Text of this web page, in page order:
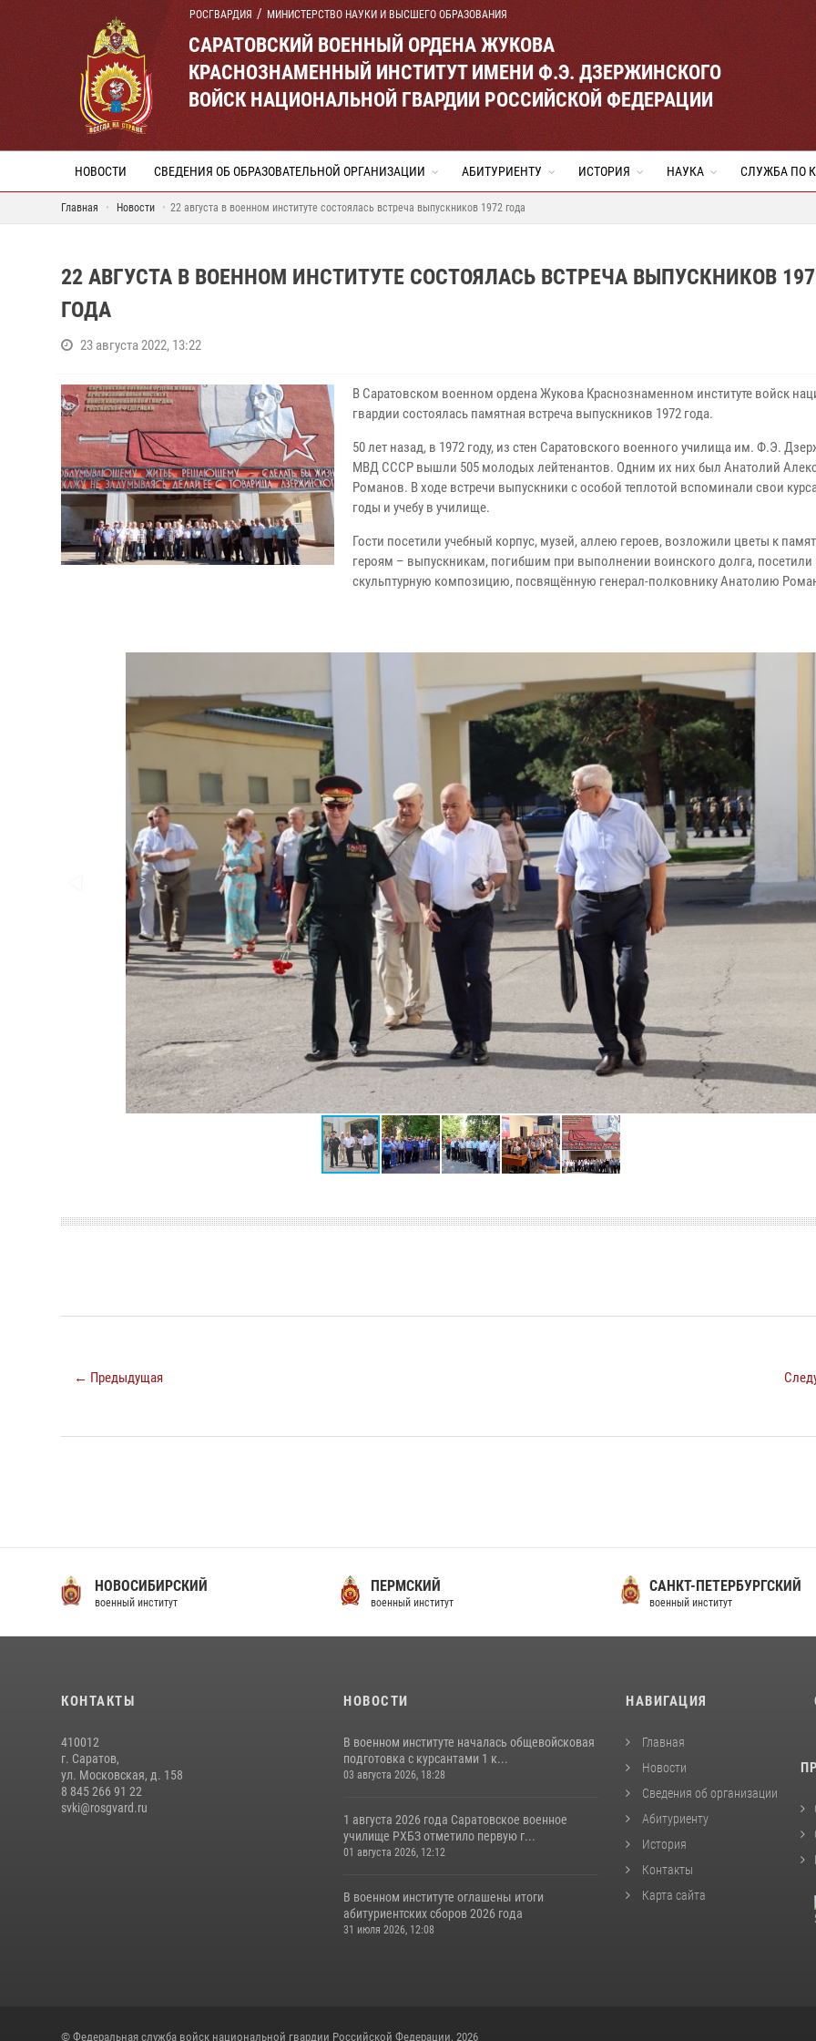
РОСГВАРДИЯ МИНИСТЕРСТВО НАУКИ И ВЫСШЕГО ОБРАЗОВАНИЯ
САРАТОВСКИЙ ВОЕННЫЙ ОРДЕНА ЖУКОВА
КРАСНОЗНАМЕННЫЙ ИНСТИТУТ ИМЕНИ Ф.Э. ДЗЕРЖИНСКОГО
ВОЙСК НАЦИОНАЛЬНОЙ ГВАРДИИ РОССИЙСКОЙ ФЕДЕРАЦИИ
НОВОСТИ СВЕДЕНИЯ ОБ ОБРАЗОВАТЕЛЬНОЙ ОРГАНИЗАЦИИ АБИТУРИЕНТУ ИСТОРИЯ НАУКА СЛУЖБА ПО
Главная Новости 22 августа в военном институте состоялась встреча выпускников 1972 года
22 АВГУСТА В ВОЕННОМ ИНСТИТУТЕ СОСТОЯЛАСЬ ВСТРЕЧА ВЫПУСКНИКОВ
ГОДА
23 августа 2022, 13:22
В Саратовском военном ордена Жукова Краснознаменном институте войск
гвардии состоялась памятная встреча выпускников 1972 года.
50 лет назад, в 1972 году, из стен Саратовского военного училища им. Ф.Э.
МВД СССР вышли 505 молодых лейтенантов. Одним их них был Анатолий
Романов. В ходе встречи выпускники с особой теплотой вспоминали свои
годы и учебу в училище.
Гости посетили учебный корпус, музей, аллею героев, возложили цветы к
героям – выпускникам, погибшим при выполнении воинского долга, посетили
скульптурную композицию, посвящённую генерал-полковнику Анатолию
← Предыдущая
НОВОСИБИРСКИЙ
военный институт
ПЕРМСКИЙ
военный институт
САНКТ-ПЕТЕРБУРГСКИЙ
военный институт
КОНТАКТЫ
410012
г. Саратов,
ул. Московская, д. 158
8 845 266 91 22
svki@rosgvard.ru
НОВОСТИ
В военном институте началась общевойсковая
подготовка с курсантами 1 к...
03 августа 2026, 18:28
1 августа 2026 года Саратовское военное
училище РХБЗ отметило первую г...
01 августа 2026, 12:12
В военном институте оглашены итоги
абитуриентских сборов 2026 года
31 июля 2026, 12:08
НАВИГАЦИЯ
Главная
Новости
Сведения об организации
Абитуриенту
История
Контакты
Карта сайта
© Федеральная служба войск национальной гвардии Российской Федерации, 2026